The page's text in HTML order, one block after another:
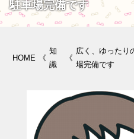
駐車場完備です
HOME 《
知
識
《
広く、ゆったり
場完備です